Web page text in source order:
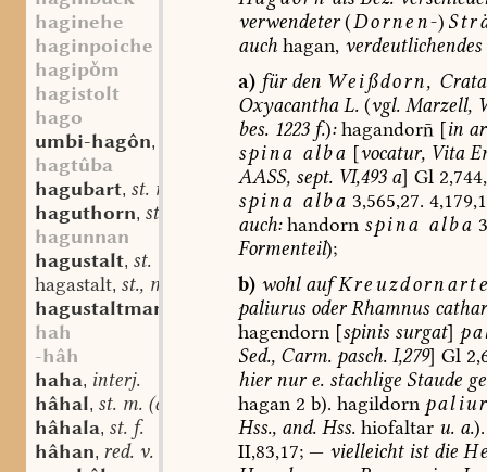
haginehe
haginpoiche
hagipm
hagistolt
hago
umbi-hagôn,
hagtûba
hagubart, st. m.
haguthorn, st. m.
hagunnan
hagustalt, st. m.
hagastalt, st., m.
hagustaltman
hah
-hâh
haha, interj.
hâhal, st. m. (auch n.?)
hâhala, st. f.
hâhan, red. v.
verwendeter (Dornen-)
auchhagan, verdeutlichendes
a) fürden Weißdorn,
OxyacanthaL. (vgl.Marzell,
bes.1223f.):hagandor [in
spina alba [vocatur, Vita
AASS,sept.VI,493a] Gl
spina alba 3,565,27.
auch: handorn spina alba
Formenteil);
b) wohlauf
paliurus oderRhamnus
hagendorn[spinis surgat]
Sed.,Carm.pasch.I,279] Gl
hiernure.stachligeStaude
hagan2 b). hagildorn
Hss.,and.Hss.hiofaltar u.a.).
II,83,17;— vielleichtistdie